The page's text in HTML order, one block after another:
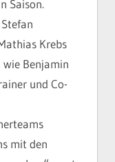
Saison.
Krebs
wie Benjamin
und Co-
mit den